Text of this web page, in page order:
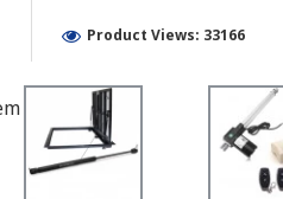
Product Views: 33166